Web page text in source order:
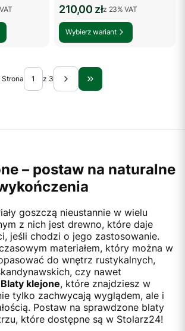
VAT Cena brutto
210,00 złz %s VAT
z 23% VAT
Wybierz wariant
Strona z 3 Przejdź do ostatniej
– postaw na naturalne
goszczą nieustannie w wielu
z nich jest drewno, które daje
jeśli chodzi o jego zastosowanie.
materiałem, który można w
do wnętrz rustykalnych,
czy nawet
Blaty klejone, które znajdziesz w
tylko zachwycają wyglądem, ale i
Postaw na sprawdzone blaty
które dostępne są w Stolarz24!